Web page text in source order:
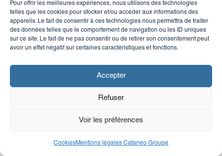
Pour offrir les meilleures expériences, nous utilisons des technologies
telles que les cookies pour stocker et/ou accéder aux informations des
appareils. Le fait de consentir à ces technologies nous permettra de traiter
des données telles que le comportement de navigation ou les ID uniques
sur ce site. Le fait de ne pas consentir ou de retirer son consentement peut
avoir un effet négatif sur certaines caractéristiques et fonctions.
Accepter
Refuser
Voir les préférences
CookiesMentions légales Catanéo Groupe